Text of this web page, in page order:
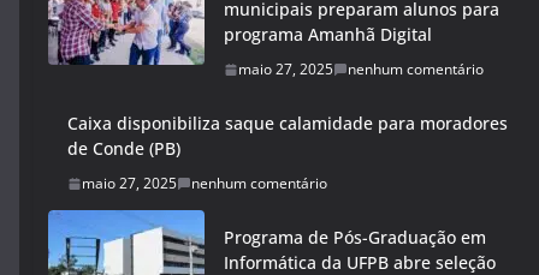
municipais preparam alunos para
programa Amanhã Digital
maio 27, 2025 nenhum comentário
Caixa disponibiliza saque calamidade para moradores
de Conde (PB)
maio 27, 2025 nenhum comentário
Programa de Pós-Graduação em
Informática da UFPB abre seleção